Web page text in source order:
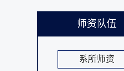
师资队伍
系所师资